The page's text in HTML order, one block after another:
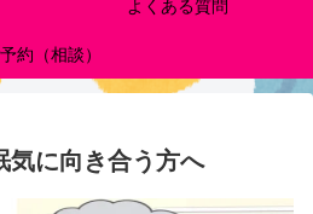
よくある質問
約（相談）
気に向き合う方へ